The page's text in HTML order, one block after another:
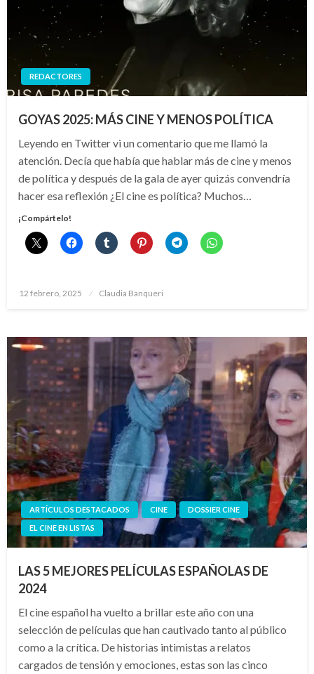
REDACTORES
GOYAS 2025: MÁS CINE Y MENOS POLÍTICA
Leyendo en Twitter vi un comentario que me llamó la
atención. Decía que había que hablar más de cine y menos
de política y después de la gala de ayer quizás convendría
hacer esa reflexión ¿El cine es política? Muchos…
¡Compártelo!
Publicado
12 febrero, 2025 Claudia Banqueri
ARTÍCULOS DESTACADOS CINE
DOSSIER CINE
EL CINE EN LISTAS
LAS 5 MEJORES PELÍCULAS ESPAÑOLAS DE
2024
El cine español ha vuelto a brillar este año con una
selección de películas que han cautivado tanto al público
como a la crítica. De historias intimistas a relatos
cargados de tensión y emociones, estas son las cinco